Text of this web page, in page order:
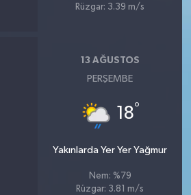
Rüzgar: 3.39 m/s
13 AĞUSTOS
PERŞEMBE
18°
Yakınlarda Yer Yer Yağmur
Nem: %79
Rüzgar: 3.81 m/s